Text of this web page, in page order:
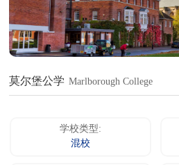
莫尔堡公学 Marlborough College
学校类型:
混校